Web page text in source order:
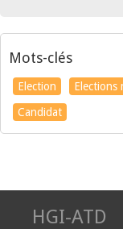
Mots-clés
Election Elections
Candidat
HGI-ATD